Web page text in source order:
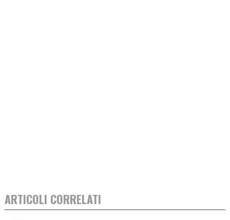
ARTICOLI CORRELATI